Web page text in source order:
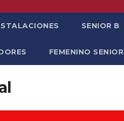
SENIOR B
FEMENINO SENIOR